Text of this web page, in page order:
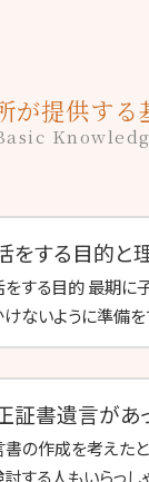
が提供する
をする目的と
する目的 最期に
ないように準備を
証書遺言があ
書の作成を考えた
する人もいらっし